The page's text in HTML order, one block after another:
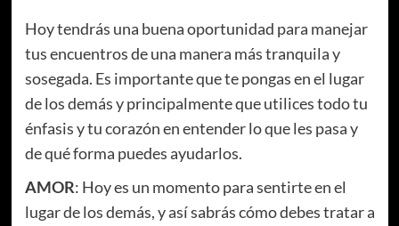
Hoy tendrás una buena oportunidad para manejar
tus encuentros de una manera más tranquila y
sosegada. Es importante que te pongas en el lugar
de los demás y principalmente que utilices todo tu
énfasis y tu corazón en entender lo que les pasa y
de qué forma puedes ayudarlos.
AMOR: Hoy es un momento para sentirte en el
lugar de los demás, y así sabrás cómo debes tratar a